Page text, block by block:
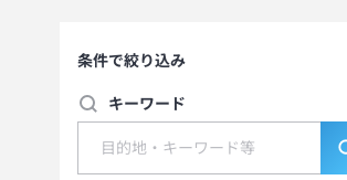
条件で絞り込み
キーワード